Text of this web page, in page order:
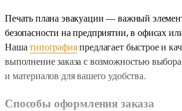
Печать плана эвакуации — важный
безопасности на предприятии, в офисах
Нашатипографияпредлагает быстрое и
выполнение заказа с возможностью
и материалов для вашего удобства.
Способы оформления заказа